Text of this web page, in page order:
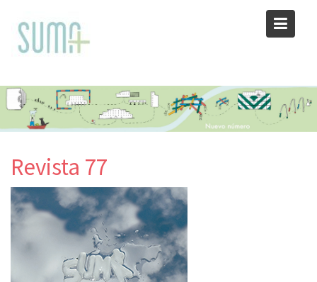
content
Revista 77